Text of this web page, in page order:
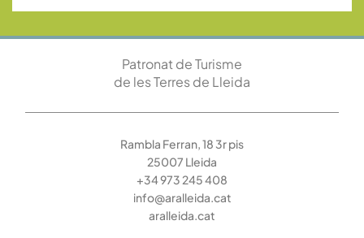
Patronat de Turisme
de les Terres de Lleida
Rambla Ferran, 18 3r pis
25007 Lleida
+34 973 245 408
info@aralleida.cat
aralleida.cat